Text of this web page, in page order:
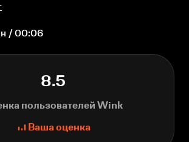
/ 00:06
8.5
пользователей Wink
Ваша оценка